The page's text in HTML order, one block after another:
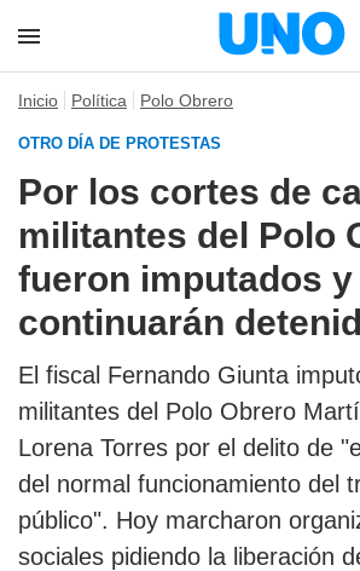
Inicio Política Polo Obrero
OTRO DÍA DE PROTESTAS
Por los cortes de
militantes del Polo
fueron imputados y
continuarán
El fiscal Fernando Giunta
militantes del Polo Obrero
Lorena Torres por el delito de
del normal funcionamiento del
público". Hoy marcharon
sociales pidiendo la liberación